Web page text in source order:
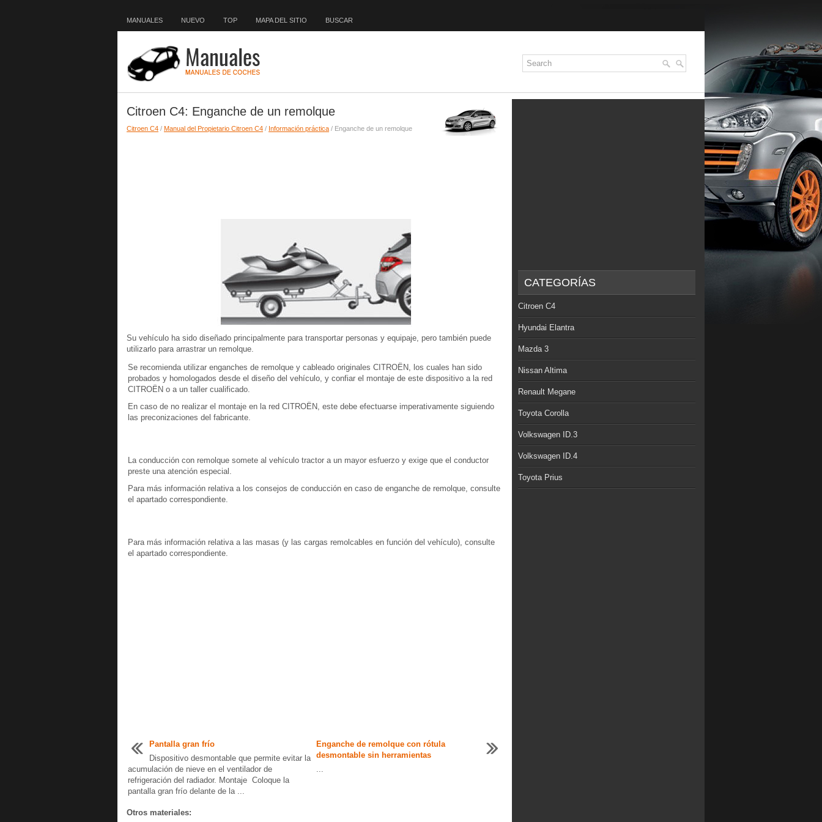
MANUALES NUEVO TOP MAPA DEL SITIO BUSCAR
Citroen C4: Enganche de un remolque
Citroen C4 / Manual del Propietario Citroen C4 / Información práctica / Enganche de un remolque
Su vehículo ha sido diseñado principalmente para transportar personas y equipaje, pero también puede
utilizarlo para arrastrar un remolque.
Se recomienda utilizar enganches de remolque y cableado originales CITROËN, los cuales han sido
probados y homologados desde el diseño del vehículo, y confiar el montaje de este dispositivo a la red
CITROËN o a un taller cualificado.
En caso de no realizar el montaje en la red CITROËN, este debe efectuarse imperativamente siguiendo
las preconizaciones del fabricante.
La conducción con remolque somete al vehículo tractor a un mayor esfuerzo y exige que el conductor
preste una atención especial.
Para más información relativa a los consejos de conducción en caso de enganche de remolque, consulte
el apartado correspondiente.
Para más información relativa a las masas (y las cargas remolcables en función del vehículo), consulte
el apartado correspondiente.
Pantalla gran frío
Dispositivo desmontable que permite evitar la
acumulación de nieve en el ventilador de
refrigeración del radiador. Montaje Coloque la
pantalla gran frío delante de la ...
Enganche de remolque con rótula
desmontable sin herramientas
...
Otros materiales:
CATEGORÍAS
Citroen C4
Hyundai Elantra
Mazda 3
Nissan Altima
Renault Megane
Toyota Corolla
Volkswagen ID.3
Volkswagen ID.4
Toyota Prius